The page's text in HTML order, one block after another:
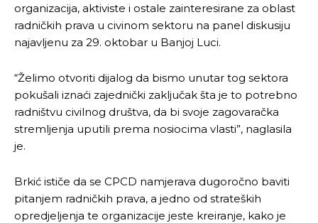
organizacija, aktiviste i ostale zainteresirane za oblast
radničkih prava u civinom sektoru na panel diskusiju
najavljenu za 29. oktobar u Banjoj Luci.
“Želimo otvoriti dijalog da bismo unutar tog sektora
pokušali iznaći zajednički zaključak šta je to potrebno
radništvu civilnog društva, da bi svoje zagovaračka
stremljenja uputili prema nosiocima vlasti”, naglasila
je.
Brkić ističe da se CPCD namjerava dugoročno baviti
pitanjem radničkih prava, a jedno od strateških
opredjeljenja te organizacije jeste kreiranje, kako je